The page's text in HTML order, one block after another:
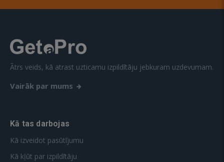
Ātrs veids, kā atrast uzticamu izpildītāju jebkuram uzdevumam.
Vairāk par mums
Kā tas darbojas
Kā izveidot pasūtījumu
Kā kļūt par izpildītāju